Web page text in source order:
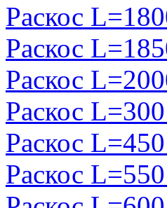
Раскос
Раскос
Раскос
Раскос
Раскос
Раскос